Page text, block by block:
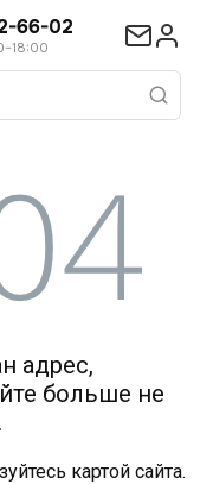
66-02
адрес,
больше не
картой сайта.